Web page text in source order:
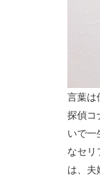
言葉は
探偵コ
いで一
なセリ
は、夫